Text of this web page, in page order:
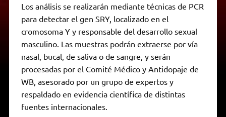
Los análisis se realizarán mediante técnicas de PCR
para detectar el gen SRY, localizado en el
cromosoma Y y responsable del desarrollo sexual
masculino. Las muestras podrán extraerse por vía
nasal, bucal, de saliva o de sangre, y serán
procesadas por el Comité Médico y Antidopaje de
WB, asesorado por un grupo de expertos y
respaldado en evidencia científica de distintas
fuentes internacionales.